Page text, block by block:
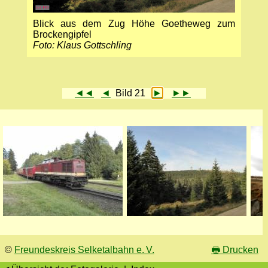
Blick aus dem Zug Höhe Goetheweg zum
Brockengipfel
Foto: Klaus Gottschling
◄◄ ◄ Bild 21 ► ►►
© Freundeskreis Selketalbahn e. V. 🖶 Drucken